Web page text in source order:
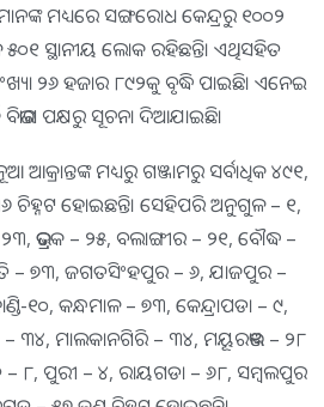
ମଧ୍ୟରେ ସଙ୍ଗରୋଧ କେନ୍ଦ୍ରରୁ ୧୦୦୨
ସ୍ଥାନୀୟ ଲୋକ ରହିଛନ୍ତି। ଏଥିସହିତ
୨୬ ହଜାର ୮୯୨କୁ ବୃଦ୍ଧି ପାଇଛି। ଏନେଇ
ପକ୍ଷରୁ ସୂଚନା ଦିଆଯାଇଛି।
ଆକ୍ରାନ୍ତଙ୍କ ମଧ୍ୟରୁ ଗଞ୍ଜାମରୁ ସର୍ବାଧିକ ୪୯୧,
ଚିହ୍ନଟ ହୋଇଛନ୍ତି। ସେହିପରି ଅନୁଗୁଳ – ୧,
ଭଦ୍ରକ – ୨୫, ବଲାଙ୍ଗୀର – ୨୧, ବୌଦ୍ଧ –
– ୭୩, ଜଗତସିଂହପୁର – ୬, ଯାଜପୁର –
୧୦, କନ୍ଧମାଳ – ୭୩, କେନ୍ଦ୍ରାପଡା – ୯,
୩୪, ମାଲକାନଗିରି – ୩୪, ମୟୂରଭଞ୍ଜ – ୨୮
୮, ପୁରୀ – ୪, ରାୟଗଡା – ୬୮, ସମ୍ବଲପୁର